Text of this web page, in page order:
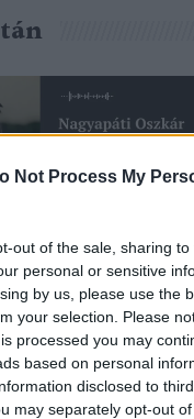
Not Process My
out of the sale, sharing
personal or sensitive
by us, please use the
your selection. Please
processed you may
based on personal
disclosed to
may separately opt-out
hogy milyen
legyen” |